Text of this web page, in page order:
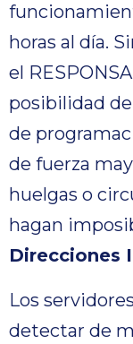
horas al día.
el
posibilidad
de
de fuerza
huelgas o
hagan
Direcciones
Los
detectar de